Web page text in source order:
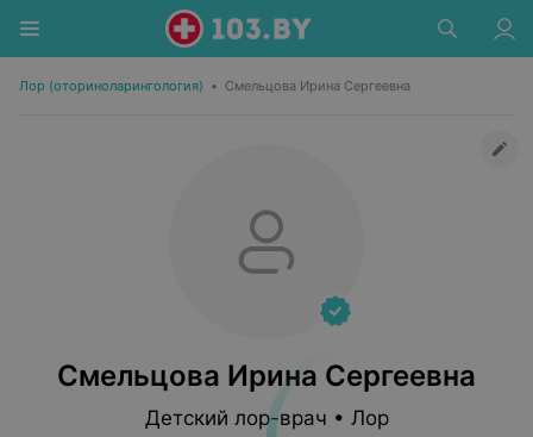
Лор (оториноларингология) • Смельцова Ирина Сергеевна
Смельцова Ирина Сергеевна
Детский лор-врач • Лор